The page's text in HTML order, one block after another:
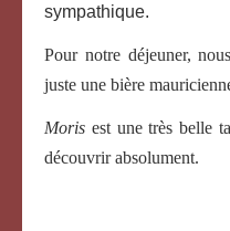
sympathique.
Pour notre déjeuner,
juste une bière
Moris est une très belle
découvrir absolument.